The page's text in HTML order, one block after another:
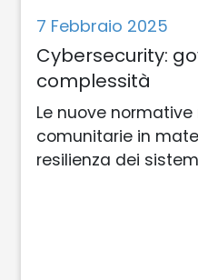
7 Febbraio 2025
Cybersecurity:
complessità
Le nuove
comunitarie in
resilienza dei